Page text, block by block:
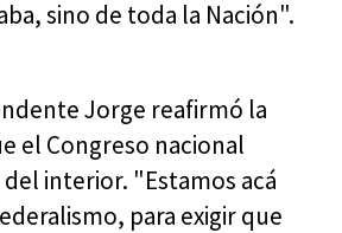
sino de toda la Nación".
Jorge reafirmó la
el Congreso nacional
interior. "Estamos acá
para exigir que